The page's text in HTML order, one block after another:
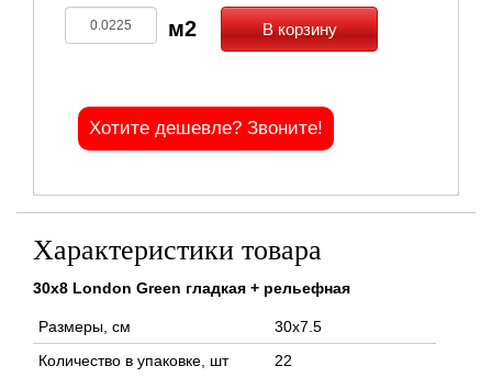
В корзину
Хотите дешевле? Звоните!
Характеристики товара
30x8 London Green гладкая + рельефная
Размеры, см
30x7.5
Количество в упаковке, шт
22